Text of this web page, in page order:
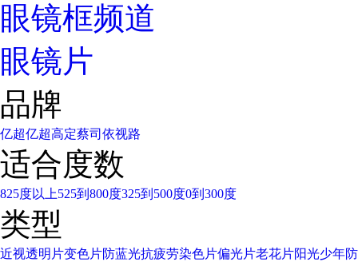
眼镜框频道
眼镜片
品牌
亿超亿超高定蔡司 依视路
适合度数
825度以上525到800度325到500度0到300度
类型
近视透明片变色片防蓝光抗疲劳染色片偏光片老花片阳光少年